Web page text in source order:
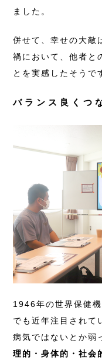
ました。
併せて、幸せの大敵
禍において、他者と
とを実感したそうで
バランス良くつ
1946年の世界保健
でも近年注目されて
病気ではないとか弱
理的・身体的・社会